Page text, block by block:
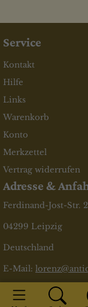
Service
Kontakt
Hilfe
Links
Warenkorb
Konto
Merkzettel
Vertrag widerrufen
Adresse &
Ferdinand-Jost-Str.
04299 Leipzig
Deutschland
E-Mail: